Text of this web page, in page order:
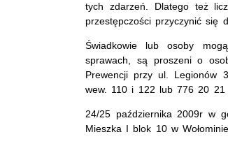
tych zdarzeń. Dlatego też
przestępczości przyczynić się
Świadkowie lub osoby
sprawach, są proszeni o
Prewencji przy ul. Legionów
wew. 110 i 122 lub 776 20 21
24/25 października 2009r w
Mieszka I blok 10 w Wołominie